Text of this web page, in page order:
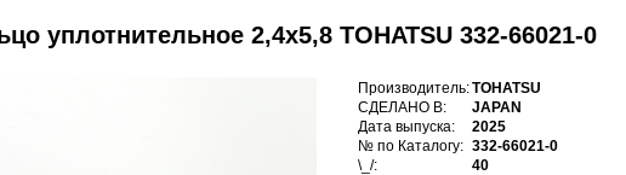
уплотнительное 2,4x5,8 TOHATSU 332-66021-0
Производитель:TOHATSU
СДЕЛАНО В:
JAPAN
Дата выпуска:
2025
№ по Каталогу: 332-66021-0
\_/:
40